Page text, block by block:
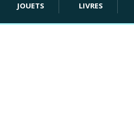
JOUETS LIVRES